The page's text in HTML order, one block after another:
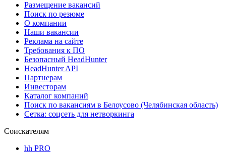
Размещение вакансий
Поиск по резюме
О компании
Наши вакансии
Реклама на сайте
Требования к ПО
Безопасный HeadHunter
HeadHunter API
Партнерам
Инвесторам
Каталог компаний
Поиск по вакансиям в Белоусово (Челябинская область)
Сетка: соцсеть для нетворкинга
Соискателям
hh PRO